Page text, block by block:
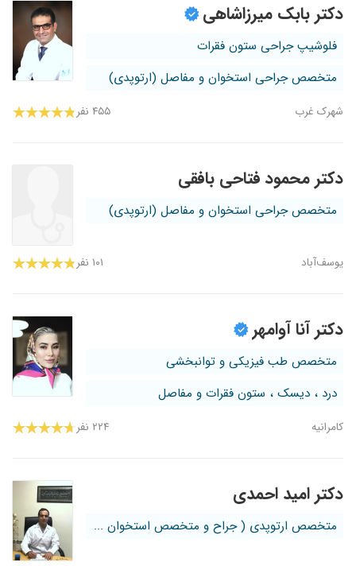
دکتر بابک میرزاشاهی
فلوشیپ جراحی ستون فقرات
متخصص جراحی استخوان و مفاصل (ارتوپدی)
شهرک غرب ۴۵۵ نفر
دکتر محمود فتاحی بافقی
متخصص جراحی استخوان و مفاصل (ارتوپدی)
یوسف‌آباد ۱۰۱ نفر
دکتر آنا آوامهر
متخصص طب فیزیکی و توانبخشی
درد ، دیسک ، ستون فقرات و مفاصل
کامرانیه ۲۲۴ نفر
دکتر امید احمدی
متخصص ارتوپدی ( جراح و متخصص استخوان ...